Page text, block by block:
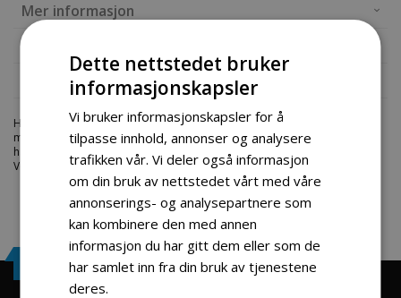
Mer informasjon
Fil vedlegg
Hos engrosservice.no får du kjøptbremseskive atv 50 110 cc
markedets beste priser. Bestill enatv-deleri dag fra Engros Service. Vi
har et stort utvalg av produkter innen: Hjem, sport og fritids segmentet.
Velkommen skal du være.
Engrosservice.no
Dette nettstedet bruker
informasjonskapsler
Vi bruker informasjonskapsler for å
tilpasse innhold, annonser og analysere
trafikken vår. Vi deler også informasjon
om din bruk av nettstedet vårt med våre
annonserings- og analysepartnere som
kan kombinere den med annen
informasjon du har gitt dem eller som de
har samlet inn fra din bruk av tjenestene
deres.